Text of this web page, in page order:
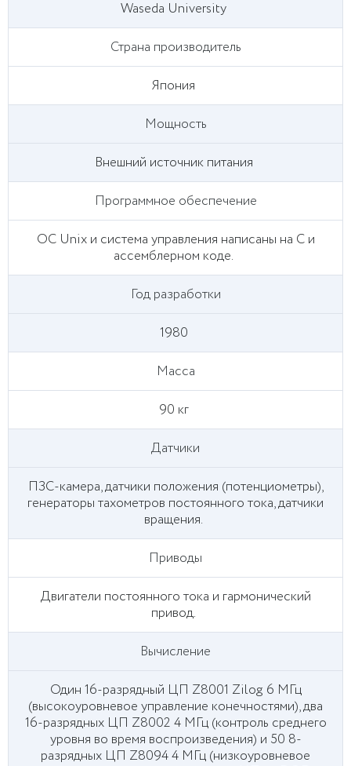
Waseda University
Страна производитель
Япония
Мощность
Внешний источник питания
Программное обеспечение
ОС Unix и система управления написаны на C и
ассемблерном коде.
Год разработки
1980
Масса
90 кг
Датчики
ПЗС-камера, датчики положения (потенциометры),
генераторы тахометров постоянного тока, датчики
вращения.
Приводы
Двигатели постоянного тока и гармонический
привод.
Вычисление
Один 16-разрядный ЦП Z8001 Zilog 6 МГц
(высокоуровневое управление конечностями), два
16-разрядных ЦП Z8002 4 МГц (контроль среднего
уровня во время воспроизведения) и 50 8-
разрядных ЦП Z8094 4 МГц (низкоуровневое